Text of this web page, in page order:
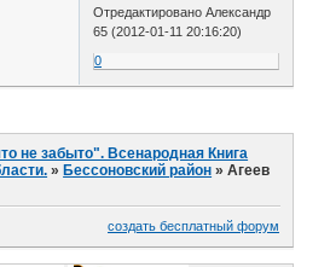
Отредактировано Александр
65 (2012-01-11 20:16:20)
0
не забыто". Всенародная Книга
» Бессоновский район »Агеев
создать бесплатный форум